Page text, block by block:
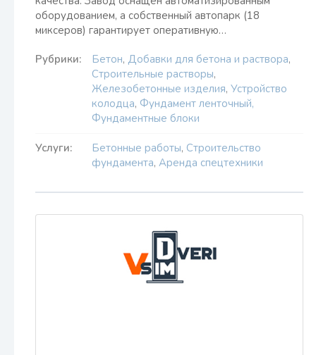
оборудованием, а собственный автопарк (18
миксеров) гарантирует оперативную…
Рубрики: Бетон, Добавки для бетона и раствора,
Строительные растворы,
Железобетонные изделия, Устройство
колодца, Фундамент ленточный,
Фундаментные блоки
Услуги: Бетонные работы, Строительство
фундамента, Аренда спецтехники